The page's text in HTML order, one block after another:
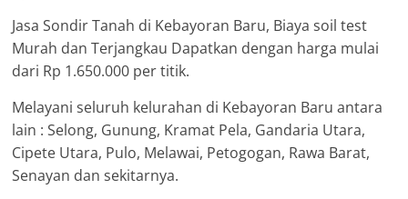
Jasa Sondir Tanah di Kebayoran Baru, Biaya soil test
Murah dan Terjangkau Dapatkan dengan harga mulai
dari Rp 1.650.000 per titik.
Melayani seluruh kelurahan di Kebayoran Baru antara
lain : Selong, Gunung, Kramat Pela, Gandaria Utara,
Cipete Utara, Pulo, Melawai, Petogogan, Rawa Barat,
Senayan dan sekitarnya.